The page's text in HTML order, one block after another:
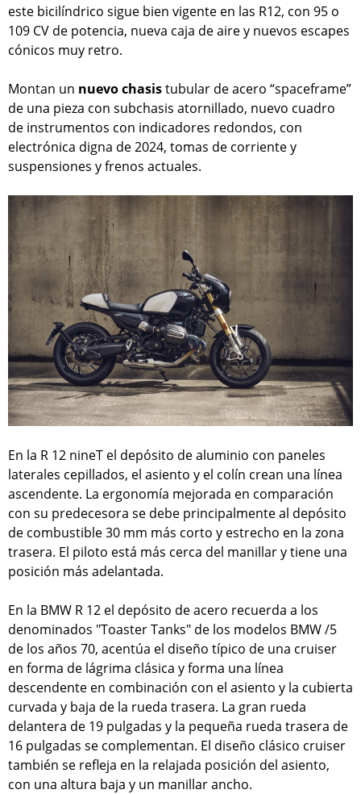
este bicilíndrico sigue bien vigente en las R12, con 95 o
109 CV de potencia, nueva caja de aire y nuevos escapes
cónicos muy retro.
Montan un nuevo chasistubular de acero “spaceframe”
de una pieza con subchasis atornillado, nuevo cuadro
de instrumentos con indicadores redondos, con
electrónica digna de 2024, tomas de corriente y
suspensiones y frenos actuales.
En la R 12 nineT el depósito de aluminio con paneles
laterales cepillados, el asiento y el colín crean una línea
ascendente. La ergonomía mejorada en comparación
con su predecesora se debe principalmente al depósito
de combustible 30 mm más corto y estrecho en la zona
trasera. El piloto está más cerca del manillar y tiene una
posición más adelantada.
En la BMW R 12 el depósito de acero recuerda a los
denominados "Toaster Tanks" de los modelos BMW /5
de los años 70, acentúa el diseño típico de una cruiser
en forma de lágrima clásica y forma una línea
descendente en combinación con el asiento y la cubierta
curvada y baja de la rueda trasera. La gran rueda
delantera de 19 pulgadas y la pequeña rueda trasera de
16 pulgadas se complementan. El diseño clásico cruiser
también se refleja en la relajada posición del asiento,
con una altura baja y un manillar ancho.